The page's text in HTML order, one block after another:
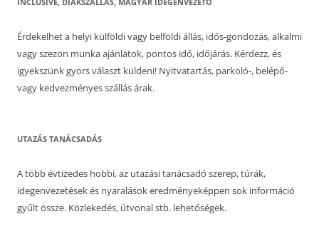
Érdekelhet a helyi külföldi vagy belföldi állás, idős-gondozás, alkalmi
vagy szezon munka ajánlatok, pontos idő, időjárás. Kérdezz, és
igyekszünk gyors választ küldeni! Nyitvatartás, parkoló-, belépő-
vagy kedvezményes szállás árak.
UTAZÁS TANÁCSADÁS
A több évtizedes hobbi, az utazási tanácsadó szerep, túrák,
idegenvezetések és nyaralások eredményeképpen sok információ
gyűlt össze. Közlekedés, útvonal stb. lehetőségek.